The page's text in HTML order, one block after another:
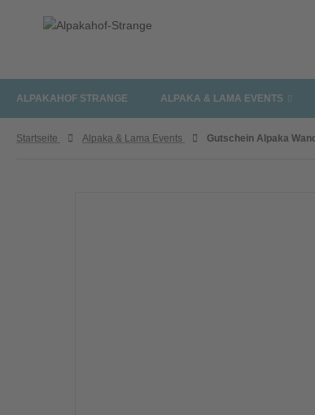
ALPAKAHOF STRANGE ALPAKA & LAMA EVENTS
Startseite Alpaka & Lama Events